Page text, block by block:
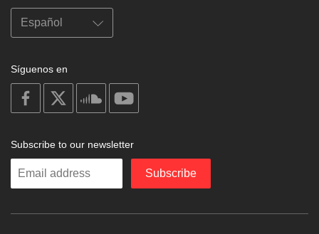
Síguenos en
on
facebook
soundcloud
Subscribe to our newsletter
Enter
Subscribe